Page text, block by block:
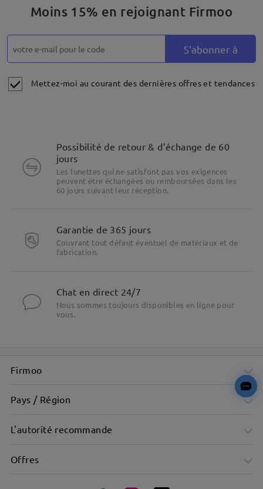
Moins 15% en rejoignant Firmoo
S'abonner à
Mettez-moi au courant des dernières offres et tendances
Possibilité de retour & d’échange de 60
jours
Les lunettes qui ne satisfont pas vos exigences
peuvent être échangées ou remboursées dans les
60 jours suivant leur réception.
Garantie de 365 jours
Couvrant tout défaut éventuel de matériaux et de
fabrication.
Chat en direct 24/7
Nous sommes toujours disponibles en ligne pour
vous.
Firmoo
Pays / Région
L'autorité recommande
Offres